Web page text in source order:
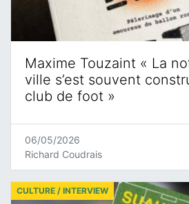
Maxime Touzaint « La
ville s’est souvent
club de foot »
06/05/2026
Richard Coudrais
CULTURE / INTERVIEW